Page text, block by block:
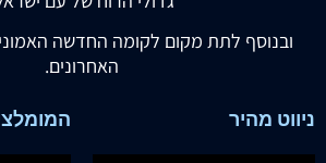
ובנוסף לתת מקום לקומה החדשה
האחרונים.
ניווט מהיר